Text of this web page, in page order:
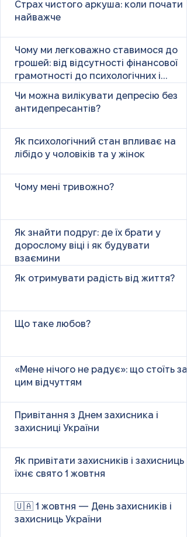
Страх чистого аркуша: коли почати
найважче
Чому ми легковажно ставимося до
грошей: від відсутності фінансової
грамотності до психологічних і
Чи можна вилікувати депресію без
антидепресантів?
Як психологічний стан впливає на
лібідо у чоловіків та у жінок
Чому мені тривожно?
Як знайти подруг: де їх брати у
дорослому віці і як будувати
взаємини
Як отримувати радість від життя?
Що таке любов?
«Мене нічого не радує»: що стоїть за
цим відчуттям
Привітання з Днем захисника і
захисниці України
Як привітати захисників і захисниць у
їхнє свято 1 жовтня
🇺🇦 1 жовтня — День захисників і
захисниць України